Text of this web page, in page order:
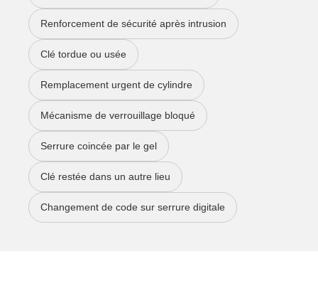
Renforcement de sécurité après intrusion
Clé tordue ou usée
Remplacement urgent de cylindre
Mécanisme de verrouillage bloqué
Serrure coincée par le gel
Clé restée dans un autre lieu
Changement de code sur serrure digitale